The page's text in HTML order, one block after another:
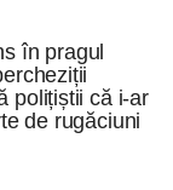
în pragul
polițiștii că i-ar
de rugăciuni